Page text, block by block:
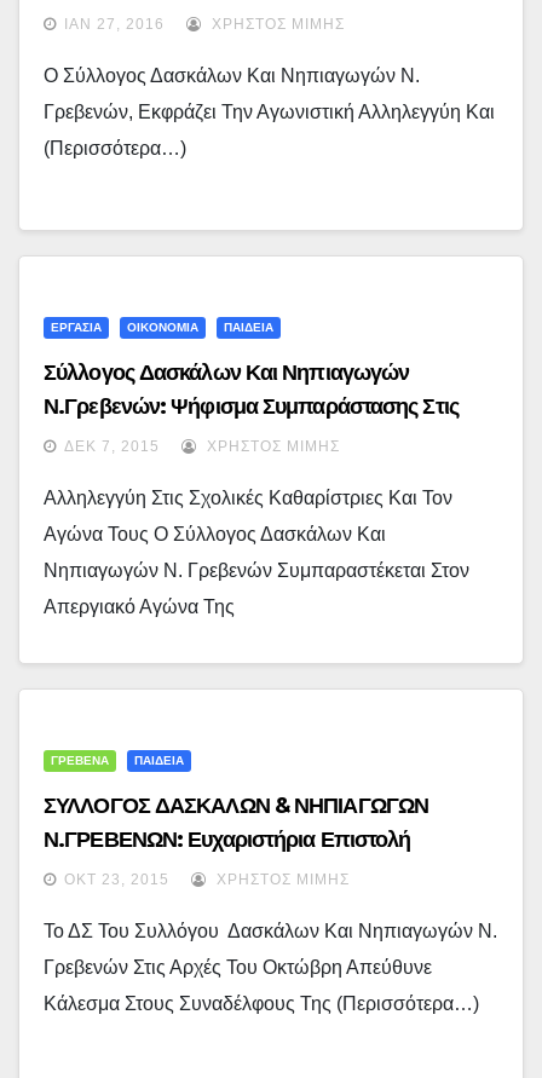
Δασκάλων Και Νηπιαγωγών Ν. Γρεβενών…
ΙΑΝ 27, 2016 ΧΡΉΣΤΟΣ ΜΊΜΗΣ
Ο Σύλλογος Δασκάλων Και Νηπιαγωγών Ν.
Γρεβενών, Εκφράζει Την Αγωνιστική Αλληλεγγύη Και
(περισσότερα…)
ΕΡΓΑΣΙΑ ΟΙΚΟΝΟΜΙΑ ΠΑΙΔΕΙΑ
Σύλλογος Δασκάλων Και Νηπιαγωγών
Ν.Γρεβενών: Ψήφισμα Συμπαράστασης Στις
Καθαρίστριες
ΔΕΚ 7, 2015 ΧΡΉΣΤΟΣ ΜΊΜΗΣ
Αλληλεγγύη Στις Σχολικές Καθαρίστριες Και Τον
Αγώνα Τους Ο Σύλλογος Δασκάλων Και
Νηπιαγωγών Ν. Γρεβενών Συμπαραστέκεται Στον
Απεργιακό Αγώνα Της
ΓΡΕΒΕΝΑ ΠΑΙΔΕΙΑ
ΣΥΛΛΟΓΟΣ ΔΑΣΚΑΛΩΝ & ΝΗΠΙΑΓΩΓΩΝ
Ν.ΓΡΕΒΕΝΩΝ: Ευχαριστήρια Επιστολή
ΟΚΤ 23, 2015 ΧΡΉΣΤΟΣ ΜΊΜΗΣ
Το ΔΣ Του Συλλόγου Δασκάλων Και Νηπιαγωγών Ν.
Γρεβενών Στις Αρχές Του Οκτώβρη Απεύθυνε
Κάλεσμα Στους Συναδέλφους Της (περισσότερα…)